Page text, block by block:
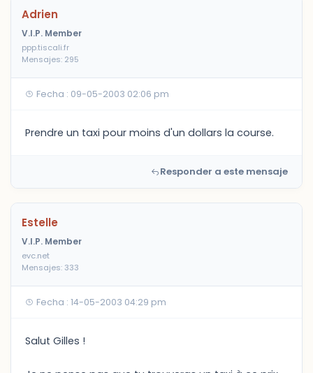
Adrien
V.I.P. Member
ppp.tiscali.fr
Mensajes: 295
Fecha : 09-05-2003 02:06 pm
Prendre un taxi pour moins d'un dollars la course.
Responder a este mensaje
Estelle
V.I.P. Member
evc.net
Mensajes: 333
Fecha : 14-05-2003 04:29 pm
Salut Gilles !